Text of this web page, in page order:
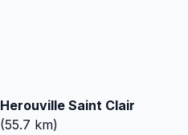
Herouville Saint Clair
(55.7 km)